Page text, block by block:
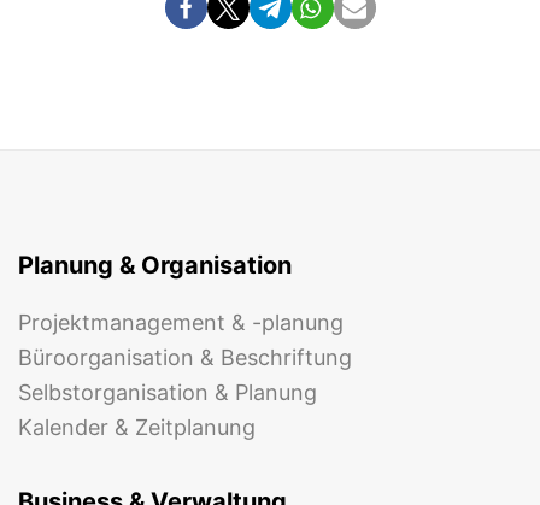
Planung & Organisation
Projektmanagement & -planung
Büroorganisation & Beschriftung
Selbstorganisation & Planung
Kalender & Zeitplanung